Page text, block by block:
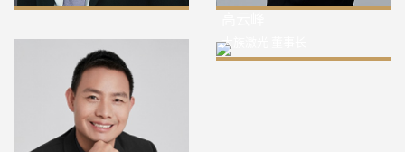
大族激光 董事长